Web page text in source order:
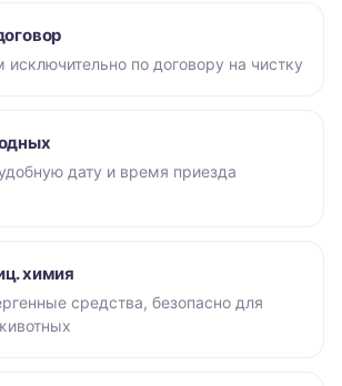
исключительно по договору на чистку
дату и время приезда
химия
средства, безопасно для